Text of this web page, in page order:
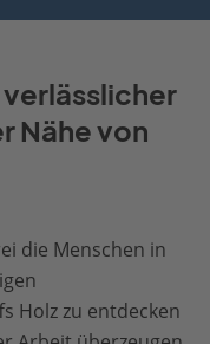
verlässlicher
Nähe von
die Menschen in
Holz zu entdecken